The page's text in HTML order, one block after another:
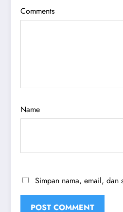
Comments
Name
Simpan nama, email, dan